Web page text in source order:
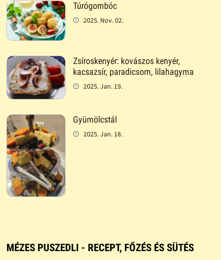
Túrógombóc
2025. Nov. 02.
Zsíroskenyér: kovászos kenyér,
kacsazsír, paradicsom, lilahagyma
2025. Jan. 19.
Gyümölcstál
2025. Jan. 18.
MÉZES PUSZEDLI - RECEPT, FŐZÉS ÉS SÜTÉS